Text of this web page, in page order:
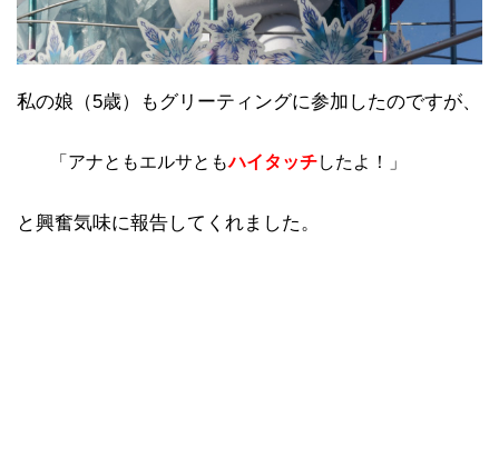
私の娘（5歳）もグリーティングに参加したのですが、
「アナともエルサともハイタッチしたよ！」
と興奮気味に報告してくれました。